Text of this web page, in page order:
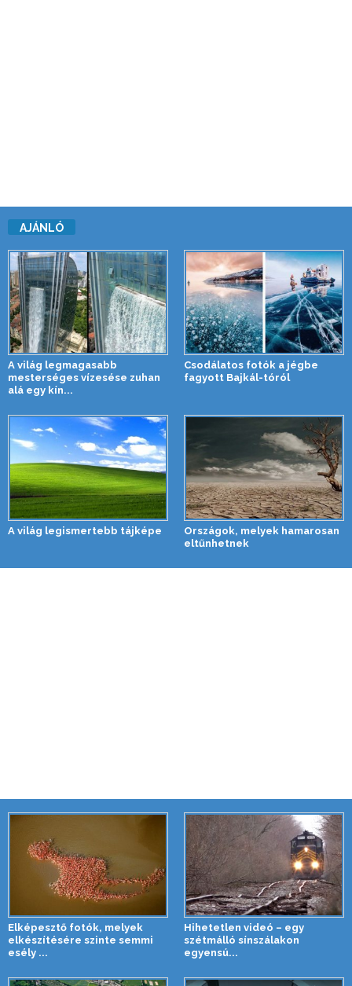
AJÁNLÓ
A világ legmagasabb
mesterséges vízesése zuhan
alá egy kín...
Csodálatos fotók a jégbe
fagyott Bajkál-tóról
A világ legismertebb tájképe
Országok, melyek hamarosan
eltűnhetnek
Elképesztő fotók, melyek
elkészítésére szinte semmi
esély ...
Hihetetlen videó – egy
szétmálló sínszálakon
egyensú...